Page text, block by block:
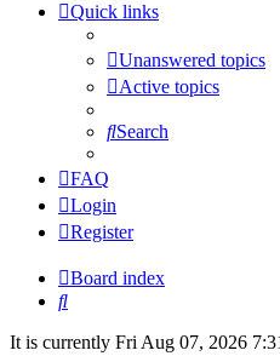
Quick links
Unanswered topics
Active topics
Search
FAQ
Login
Register
Board index
Search
It is currently Fri Aug 07, 2026